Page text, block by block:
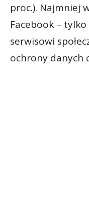
proc.). Najmniej
Facebook –
serwisowi
ochrony danych